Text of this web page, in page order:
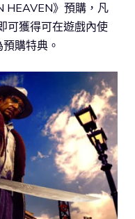
HEAVEN》預購，凡
可獲得可在遊戲內使
購特典。